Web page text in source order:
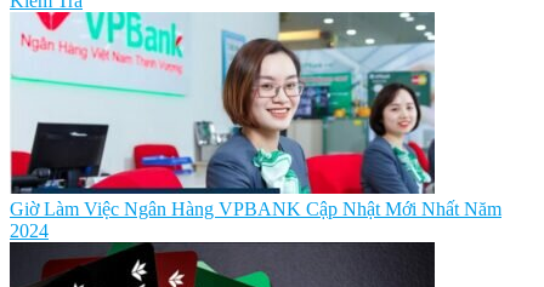
Giờ Làm Việc Ngân Hàng VPBANK Cập Nhật Mới Nhất Năm
2024